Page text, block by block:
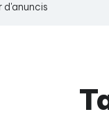
d'anuncis